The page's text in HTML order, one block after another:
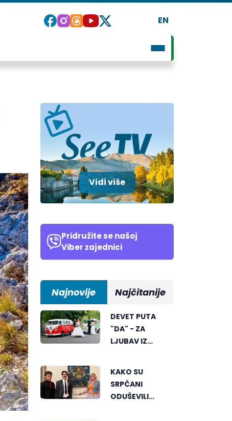
EN
Vidi više
Pridružite se našoj
Viber zajednici
Najnovije Najčitanije
DEVET PUTA
"DA" - ZA
LJUBAV IZ
KAKO SU
SRPČANI
ODUŠEVILI